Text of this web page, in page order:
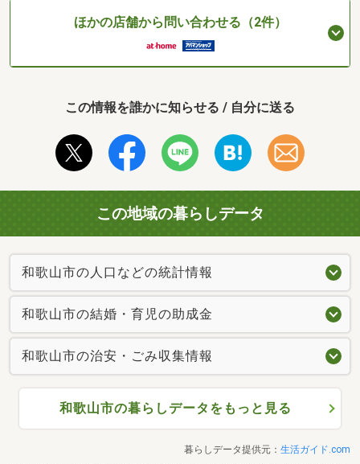
ほかの店舗から問い合わせる（2件）
この情報を誰かに知らせる / 自分に送る
この地域の暮らしデータ
和歌山市の人口などの統計情報
和歌山市の結婚・育児の助成金
和歌山市の治安・ごみ収集情報
和歌山市の暮らしデータをもっと見る
暮らしデータ提供元： 生活ガイド.com